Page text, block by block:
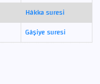
Hâkka suresi
Gâşiye suresi